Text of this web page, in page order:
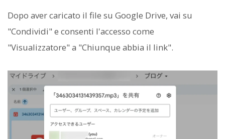
Dopo aver caricato il file su Google Drive, vai su
"Condividi" e consenti l'accesso come
"Visualizzatore" a "Chiunque abbia il link".